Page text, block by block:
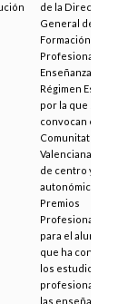
de la Dirección
General de
Formación
Profesional y
Enseñanzas de
Régimen
por la que se
convocan en la
Comunitat
Valenciana, la
de centro y la
autonómica de
Premios
Profesionales,
para el
que ha
los estudios
profesionales
las enseñanzas